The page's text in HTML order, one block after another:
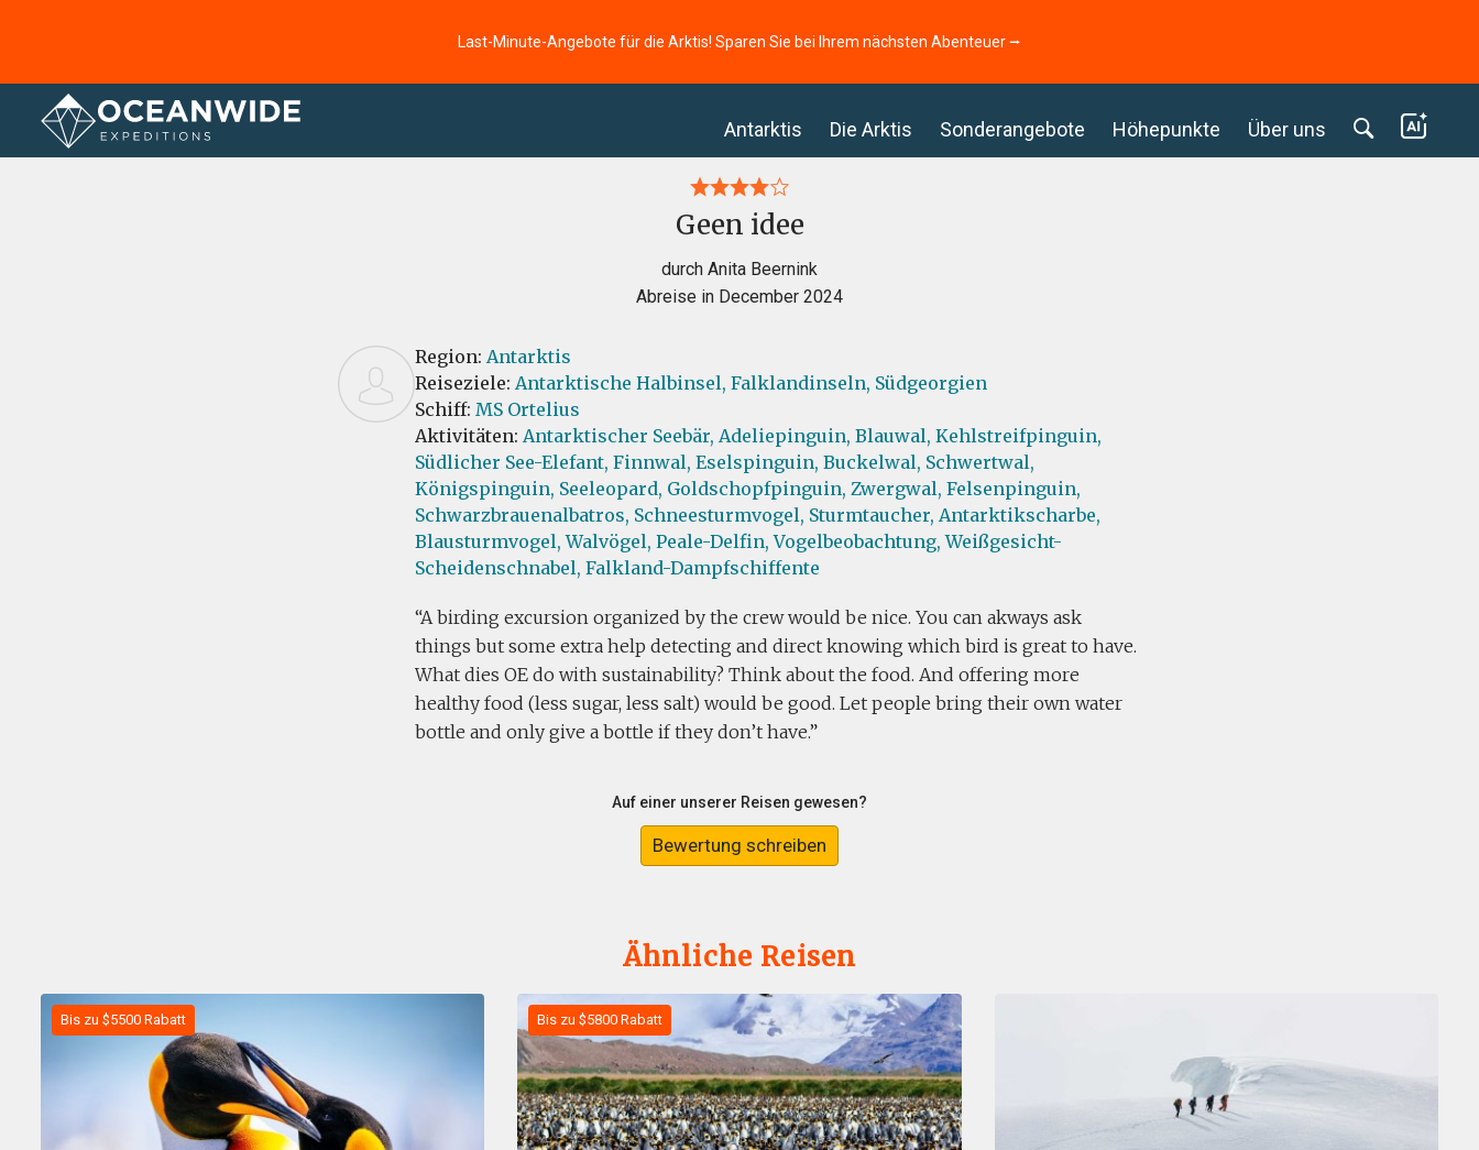
Last-Minute-Angebote für die Arktis! Sparen Sie bei Ihrem nächsten Abenteuer ⭢
Antarktis Die Arktis Sonderangebote Höhepunkte Über uns
Startseite Bewertungen
Geen idee
durch Anita Beernink
Abreise in December 2024
Region: Antarktis
Reiseziele: Antarktische Halbinsel, Falklandinseln, Südgeorgien
Schiff: MS Ortelius
Aktivitäten: Antarktischer Seebär, Adeliepinguin, Blauwal, Kehlstreifpinguin,
Südlicher See-Elefant, Finnwal, Eselspinguin, Buckelwal, Schwertwal,
Königspinguin, Seeleopard, Goldschopfpinguin, Zwergwal, Felsenpinguin,
Schwarzbrauenalbatros, Schneesturmvogel, Sturmtaucher, Antarktikscharbe,
Blausturmvogel, Walvögel, Peale-Delfin, Vogelbeobachtung, Weißgesicht-
Scheidenschnabel, Falkland-Dampfschiffente
A birding excursion organized by the crew would be nice. You can akways ask
things but some extra help detecting and direct knowing which bird is great to have.
What dies OE do with sustainability? Think about the food. And offering more
healthy food (less sugar, less salt) would be good. Let people bring their own water
bottle and only give a bottle if they don’t have.
Auf einer unserer Reisen gewesen?
Bewertung schreiben
Ähnliche Reisen
Bis zu $5500 Rabatt Bis zu $5800 Rabatt